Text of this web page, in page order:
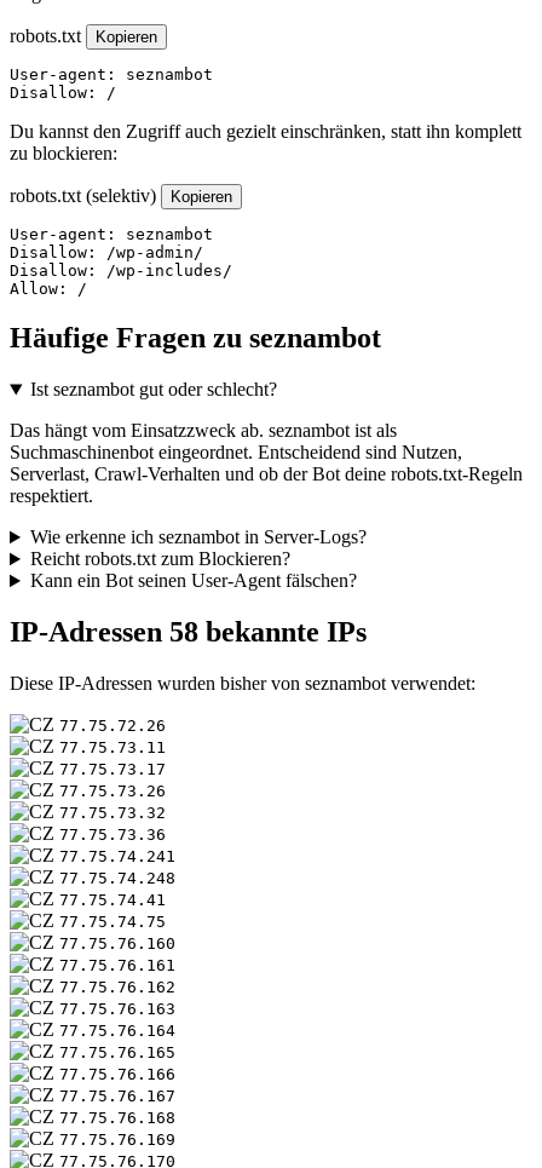
robots.txt Kopieren
User-agent: seznambot
Disallow: /
Du kannst den Zugriff auch gezielt einschränken, statt ihn komplett
zu blockieren:
robots.txt (selektiv) Kopieren
User-agent: seznambot
Disallow: /wp-admin/
Disallow: /wp-includes/
Allow: /
Häufige Fragen zu seznambot
Ist seznambot gut oder schlecht?
Das hängt vom Einsatzzweck ab. seznambot ist als
Suchmaschinenbot eingeordnet. Entscheidend sind Nutzen,
Serverlast, Crawl-Verhalten und ob der Bot deine robots.txt-Regeln
respektiert.
Wie erkenne ich seznambot in Server-Logs?
Reicht robots.txt zum Blockieren?
Kann ein Bot seinen User-Agent fälschen?
IP-Adressen 58 bekannte IPs
Diese IP-Adressen wurden bisher von seznambot verwendet:
77.75.72.26
77.75.73.11
77.75.73.17
77.75.73.26
77.75.73.32
77.75.73.36
77.75.74.241
77.75.74.248
77.75.74.41
77.75.74.75
77.75.76.160
77.75.76.161
77.75.76.162
77.75.76.163
77.75.76.164
77.75.76.165
77.75.76.166
77.75.76.167
77.75.76.168
77.75.76.169
77.75.76.170